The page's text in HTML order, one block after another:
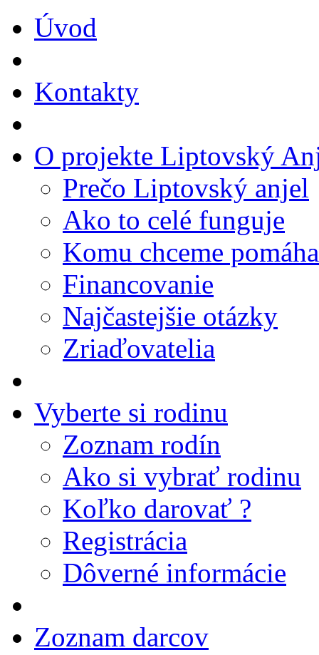
Úvod
Kontakty
O projekte Liptovský
Prečo Liptovský anjel
Ako to celé funguje
Komu chceme
Financovanie
Najčastejšie otázky
Zriaďovatelia
Vyberte si rodinu
Zoznam rodín
Ako si vybrať rodinu
Koľko darovať ?
Registrácia
Dôverné informácie
Zoznam darcov